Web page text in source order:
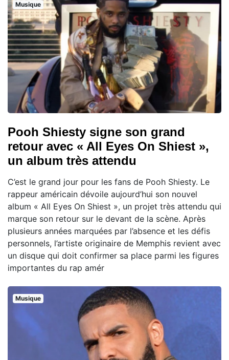
Musique
Pooh Shiesty signe son grand
retour avec « All Eyes On Shiest »,
un album très attendu
C’est le grand jour pour les fans de Pooh Shiesty. Le
rappeur américain dévoile aujourd’hui son nouvel
album « All Eyes On Shiest », un projet très attendu qui
marque son retour sur le devant de la scène. Après
plusieurs années marquées par l’absence et les défis
personnels, l’artiste originaire de Memphis revient avec
un disque qui doit confirmer sa place parmi les figures
importantes du rap amér
Musique